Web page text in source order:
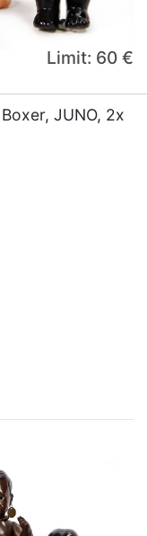
Limit: 60 €
JUNO, 2x